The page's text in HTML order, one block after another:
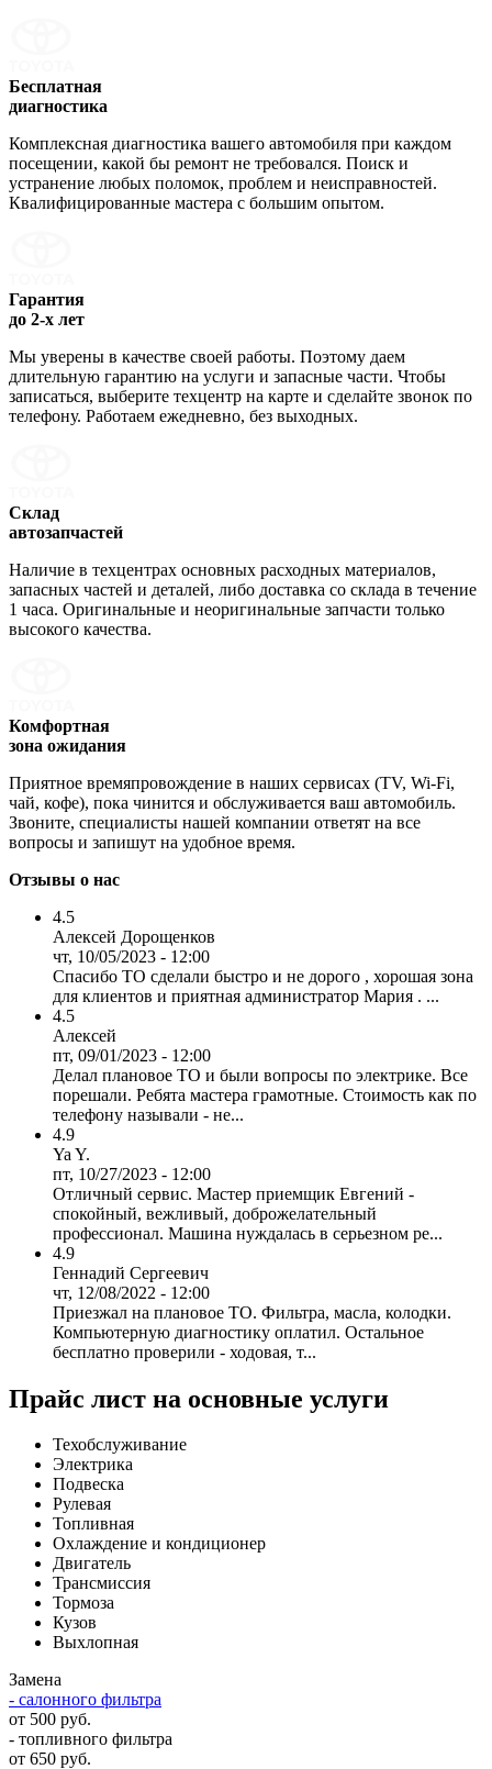
Бесплатная
диагностика
Комплексная диагностика вашего автомобиля при каждом
посещении, какой бы ремонт не требовался. Поиск и
устранение любых поломок, проблем и неисправностей.
Квалифицированные мастера с большим опытом.
Гарантия
до 2-х лет
Мы уверены в качестве своей работы. Поэтому даем
длительную гарантию на услуги и запасные части. Чтобы
записаться, выберите техцентр на карте и сделайте звонок по
телефону. Работаем ежедневно, без выходных.
Склад
автозапчастей
Наличие в техцентрах основных расходных материалов,
запасных частей и деталей, либо доставка со склада в течение
1 часа. Оригинальные и неоригинальные запчасти только
высокого качества.
Комфортная
зона ожидания
Приятное времяпровождение в наших сервисах (TV, Wi-Fi,
чай, кофе), пока чинится и обслуживается ваш автомобиль.
Звоните, специалисты нашей компании ответят на все
вопросы и запишут на удобное время.
Отзывы о нас
4.5
Алексей Дорощенков
чт, 10/05/2023 - 12:00
Спасибо ТО сделали быстро и не дорого , хорошая зона
для клиентов и приятная администратор Мария . ...
4.5
Алексей
пт, 09/01/2023 - 12:00
Делал плановое ТО и были вопросы по электрике. Все
порешали. Ребята мастера грамотные. Стоимость как по
телефону называли - не...
4.9
Ya Y.
пт, 10/27/2023 - 12:00
Отличный сервис. Мастер приемщик Евгений -
спокойный, вежливый, доброжелательный
профессионал. Машина нуждалась в серьезном ре...
4.9
Геннадий Сергеевич
чт, 12/08/2022 - 12:00
Приезжал на плановое ТО. Фильтра, масла, колодки.
Компьютерную диагностику оплатил. Остальное
бесплатно проверили - ходовая, т...
Прайс лист на основные услуги
Техобслуживание
Электрика
Подвеска
Рулевая
Топливная
Охлаждение и кондиционер
Двигатель
Трансмиссия
Тормоза
Кузов
Выхлопная
Замена
- салонного фильтра
от 500 руб.
- топливного фильтра
от 650 руб.